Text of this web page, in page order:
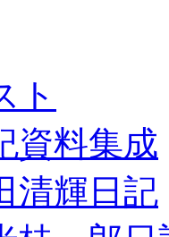
ト
資料集成
清輝日記